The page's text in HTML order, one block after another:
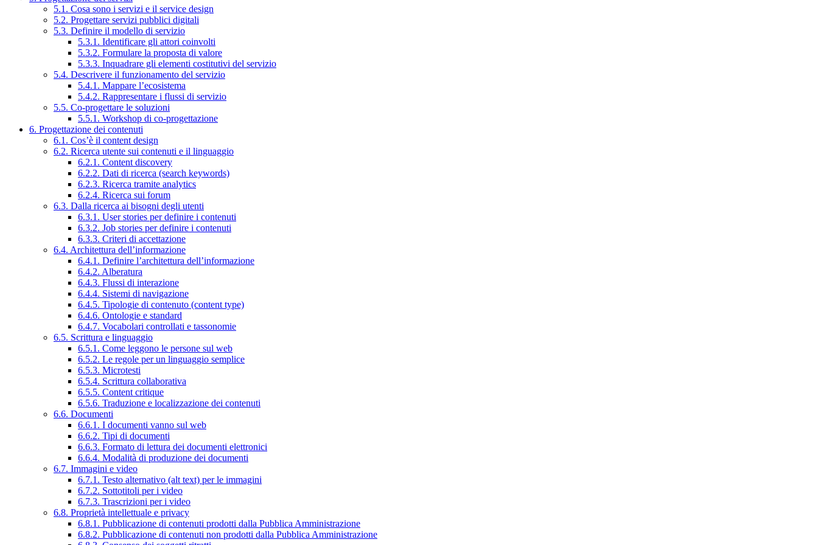
5.1. Cosa sono i servizi e il service design
5.2. Progettare servizi pubblici digitali
5.3. Definire il modello di servizio
5.3.1. Identificare gli attori coinvolti
5.3.2. Formulare la proposta di valore
5.3.3. Inquadrare gli elementi costitutivi del servizio
5.4. Descrivere il funzionamento del servizio
5.4.1. Mappare l’ecosistema
5.4.2. Rappresentare i flussi di servizio
5.5. Co-progettare le soluzioni
5.5.1. Workshop di co-progettazione
6. Progettazione dei contenuti
6.1. Cos’è il content design
6.2. Ricerca utente sui contenuti e il linguaggio
6.2.1. Content discovery
6.2.2. Dati di ricerca (search keywords)
6.2.3. Ricerca tramite analytics
6.2.4. Ricerca sui forum
6.3. Dalla ricerca ai bisogni degli utenti
6.3.1. User stories per definire i contenuti
6.3.2. Job stories per definire i contenuti
6.3.3. Criteri di accettazione
6.4. Architettura dell’informazione
6.4.1. Definire l’architettura dell’informazione
6.4.2. Alberatura
6.4.3. Flussi di interazione
6.4.4. Sistemi di navigazione
6.4.5. Tipologie di contenuto (content type)
6.4.6. Ontologie e standard
6.4.7. Vocabolari controllati e tassonomie
6.5. Scrittura e linguaggio
6.5.1. Come leggono le persone sul web
6.5.2. Le regole per un linguaggio semplice
6.5.3. Microtesti
6.5.4. Scrittura collaborativa
6.5.5. Content critique
6.5.6. Traduzione e localizzazione dei contenuti
6.6. Documenti
6.6.1. I documenti vanno sul web
6.6.2. Tipi di documenti
6.6.3. Formato di lettura dei documenti elettronici
6.6.4. Modalità di produzione dei documenti
6.7. Immagini e video
6.7.1. Testo alternativo (alt text) per le immagini
6.7.2. Sottotitoli per i video
6.7.3. Trascrizioni per i video
6.8. Proprietà intellettuale e privacy
6.8.1. Pubblicazione di contenuti prodotti dalla Pubblica Amministrazione
6.8.2. Pubblicazione di contenuti non prodotti dalla Pubblica Amministrazione